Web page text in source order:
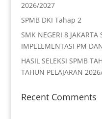
2026/2027
SPMB DKI Tahap 2
SMK NEGERI 8 JAKARTA
IMPELEMENTASI PM
HASIL SELEKSI SPMB
TAHUN PELAJARAN
Recent Comments